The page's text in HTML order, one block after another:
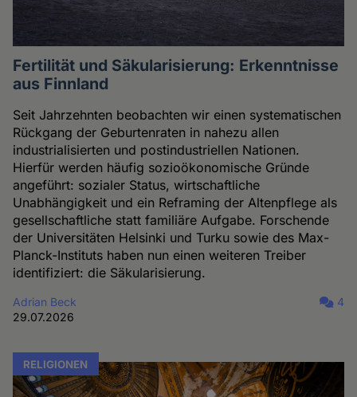
Fertilität und Säkularisierung: Erkenntnisse
aus Finnland
Seit Jahrzehnten beobachten wir einen systematischen
Rückgang der Geburtenraten in nahezu allen
industrialisierten und postindustriellen Nationen.
Hierfür werden häufig sozioökonomische Gründe
angeführt: sozialer Status, wirtschaftliche
Unabhängigkeit und ein Reframing der Altenpflege als
gesellschaftliche statt familiäre Aufgabe. Forschende
der Universitäten Helsinki und Turku sowie des Max-
Planck-Instituts haben nun einen weiteren Treiber
identifiziert: die Säkularisierung.
Adrian Beck
29.07.2026
4
RELIGIONEN